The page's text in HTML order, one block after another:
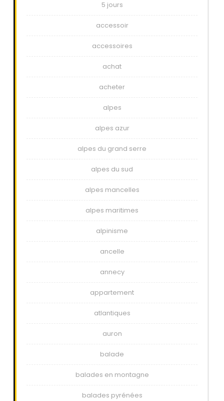
5 jours
accessoir
accessoires
achat
acheter
alpes
alpes azur
alpes du grand serre
alpes du sud
alpes mancelles
alpes maritimes
alpinisme
ancelle
annecy
appartement
atlantiques
auron
balade
balades en montagne
balades pyrénées